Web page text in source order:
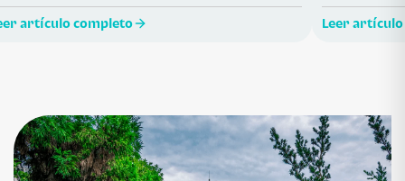
artículo completo Leer